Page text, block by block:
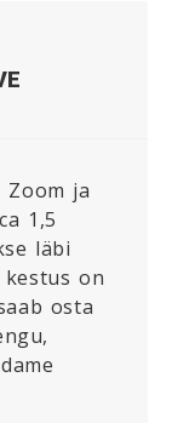
Zoom ja
1,5
läbi
on
osta